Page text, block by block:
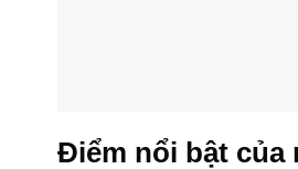
Điểm nổi bật của